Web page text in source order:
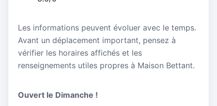
Les informations peuvent évoluer avec le temps.
Avant un déplacement important, pensez à
vérifier les horaires affichés et les
renseignements utiles propres à Maison Bettant.
Ouvert le Dimanche !